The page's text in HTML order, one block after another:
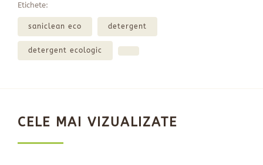
Etichete:
saniclean eco detergent
detergent ecologic
CELE MAI VIZUALIZATE